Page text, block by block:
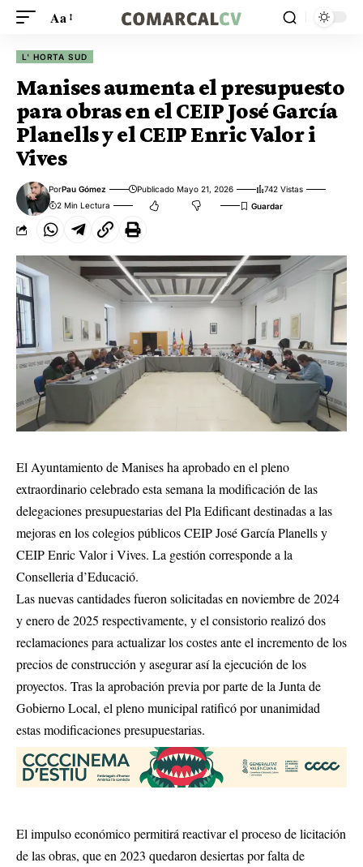
Aa
L' HORTA SUD
Manises aumenta el presupuesto
para obras en el CEIP José García
Planells y el CEIP Enric Valor i
Vives
PorPau Gómez Publicado Mayo 21, 2026
742 Vistas
2 Min Lectura
El Ayuntamiento de Manises ha aprobado en el pleno
extraordinario celebrado esta semana la modificación de las
delegaciones presupuestarias del Pla Edificant destinadas a las
mejoras en los colegios públicos CEIP José García Planells y
CEIP Enric Valor i Vives. La gestión corresponde a la
Conselleria d’Educació.
Las nuevas cantidades fueron solicitadas en noviembre de 2024
y enero de 2025 respectivamente, y el consistorio realizó dos
reclamaciones para actualizar los costes ante el incremento de los
precios de construcción y asegurar así la ejecución de los
proyectos. Tras la aprobación previa por parte de la Junta de
Gobierno Local, el pleno municipal ratificó por unanimidad
estas modificaciones presupuestarias.
El impulso económico permitirá reactivar el proceso de licitación
de las obras, que en 2023 quedaron desiertas por falta de